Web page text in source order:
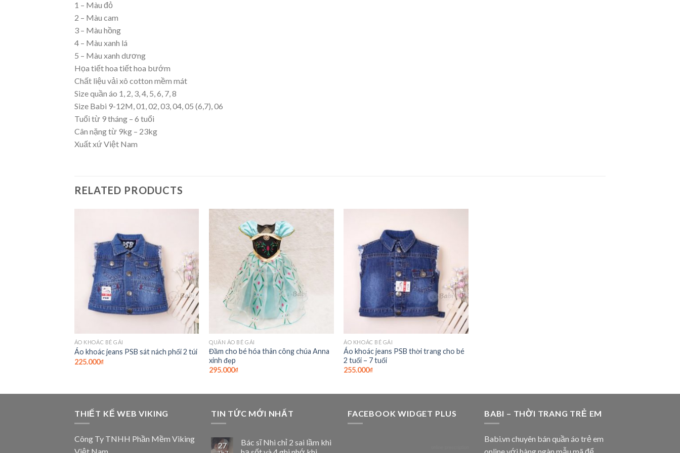
1 – Màu đỏ
2 – Màu cam
3 – Màu hồng
4 – Màu xanh lá
5 – Màu xanh dương
Họa tiết hoa tiết hoa bướm
Chất liệu vải xô cotton mềm mát
Size quần áo 1, 2, 3, 4, 5, 6, 7, 8
Size Babi 9-12M, 01, 02, 03, 04, 05 (6,7), 06
Tuổi từ 9 tháng – 6 tuổi
Cân nặng từ 9kg – 23kg
Xuất xứ Việt Nam
RELATED PRODUCTS
ÁO KHOÁC BÉ GÁI
Áo khoác jeans PSB sát nách phối 2 túi
225.000₫
QUẦN ÁO BÉ GÁI
Đầm cho bé hóa thân công chúa Anna
xinh đẹp
295.000₫
ÁO KHOÁC BÉ GÁI
Áo khoác jeans PSB thời trang cho bé
2 tuổi – 7 tuổi
255.000₫
THIẾT KẾ WEB VIKING
Công Ty TNHH Phần Mềm Viking
TIN TỨC MỚI NHẤT
27
Bác sĩ Nhi chỉ 2 sai lầm khi
FACEBOOK WIDGET PLUS BABI – THỜI TRANG TRẺ EM
Babi.vn chuyên bán quần áo trẻ em